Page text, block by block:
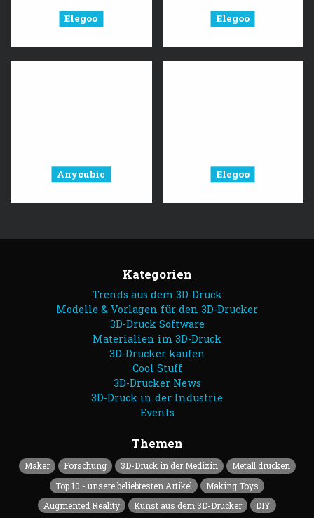
Elegoo Elegoo
Anycubic Elegoo
Kategorien
Trends aus dem 3D-Druck
Modelle & Vorlagen für den 3D-Drucker
3D-Druck Software
Materialien im 3D-Druck
3D-Drucker kaufen
Cool Stuff
3D-Drucker News
3D-Druck in der Industrie
Events
Themen
Maker Forschung 3D-Druck in der Medizin
Metall drucken
Top 10 - unsere beliebtesten Artikel
Making Toys
Augmented Reality
Kunst aus dem 3D-Drucker
DIY